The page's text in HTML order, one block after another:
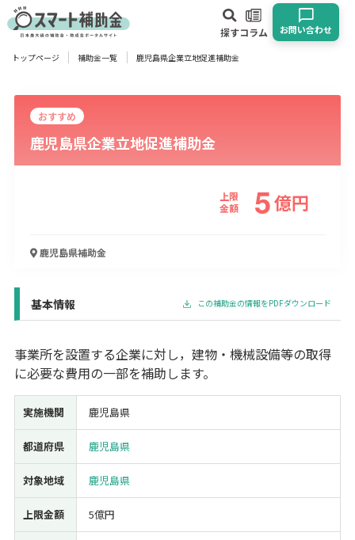
探すコラム お問い合わせ
対象
企業 団体 個人 その他
エリア
物流・運輸業
宿泊･旅館業
使い道
経営改善・経営強化 販路拡大 海外展開
人材採用・雇用
人材育成・福利厚生
特許・知的財産
起業・創業
事業承継
環境・省エネ
テレワーク
トップページ 補助金一覧 鹿児島県企業立地促進補助金
おすすめ
鹿児島県企業立地促進補助金
上限
金額
5億円
鹿児島県補助金
基本情報 この補助金の情報をPDFダウンロード
事業所を設置する企業に対し，建物・機械設備等の取得
に必要な費用の一部を補助します。
実施機関 鹿児島県
都道府県 鹿児島県
対象地域 鹿児島県
上限金額 5億円